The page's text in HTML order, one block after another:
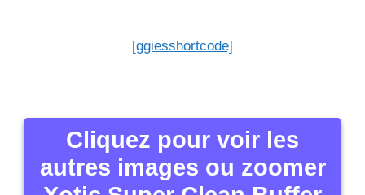
Cliquez pour voir les
autres images ou zoomer
Xotic Super Clean Buffer